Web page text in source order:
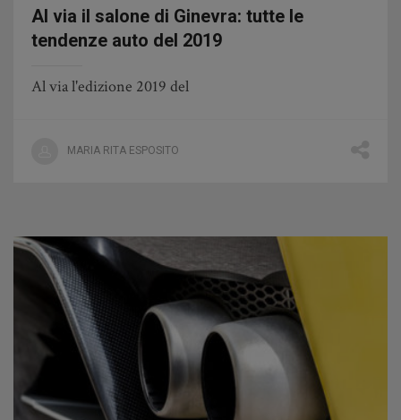
Al via il salone di Ginevra: tutte le
tendenze auto del 2019
Al via l'edizione 2019 del
MARIA RITA ESPOSITO